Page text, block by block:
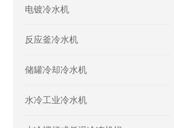
电镀冷水机
反应釜冷水机
储罐冷却冷水机
水冷工业冷水机